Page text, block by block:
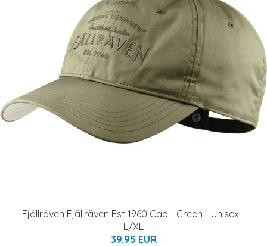
Fjällräven Fjällräven Est 1960 Cap - Green - Unisex -
L/XL
39.95 EUR